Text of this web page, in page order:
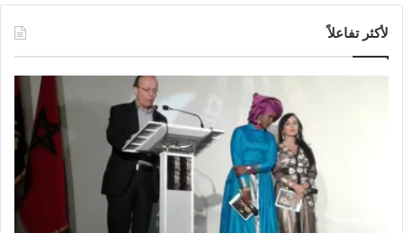
لأكثر تفاعلاً